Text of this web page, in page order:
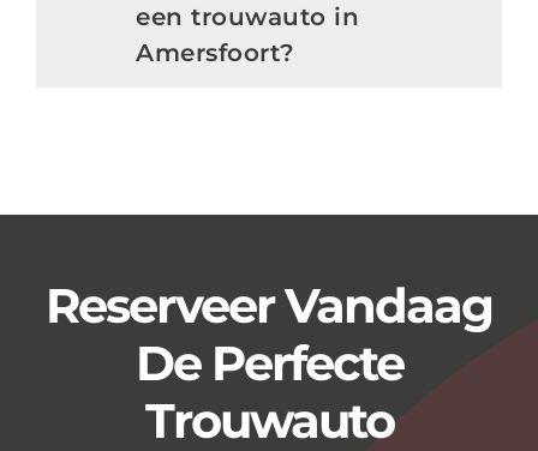
een trouwauto in
Amersfoort?
Reserveer Vandaag
De Perfecte
Trouwauto